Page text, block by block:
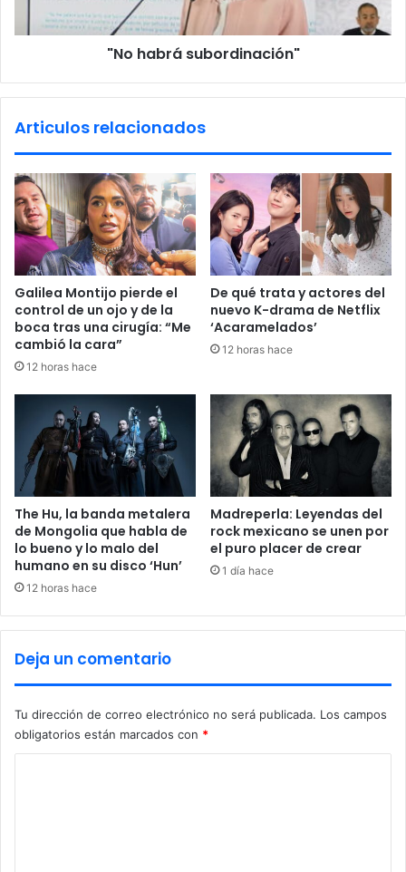
r
a
d
e
s
”
d
e
c
l
r
a
s
,
a
s
e
g
C
u
d
i
s
d
a
c
i
ó
n
"No habrá subordinación"
Articulos relacionados
Galilea Montijo pierde el
control de un ojo y de la
boca tras una cirugía: “Me
cambió la cara”
12 horas hace
De qué trata y actores del
nuevo K-drama de Netflix
‘Acaramelados’
12 horas hace
The Hu, la banda metalera
de Mongolia que habla de
lo bueno y lo malo del
humano en su disco ‘Hun’
12 horas hace
Madreperla: Leyendas del
rock mexicano se unen por
el puro placer de crear
1 día hace
Deja un comentario
Tu dirección de correo electrónico no será publicada. Los campos
obligatorios están marcados con *